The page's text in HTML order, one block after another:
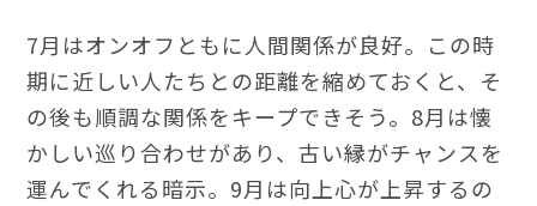
7月はオンオフともに人間関係が良好。この時
期に近しい人たちとの距離を縮めておくと、そ
の後も順調な関係をキープできそう。8月は懐
かしい巡り合わせがあり、古い縁がチャンスを
運んでくれる暗示。9月は向上心が上昇するの